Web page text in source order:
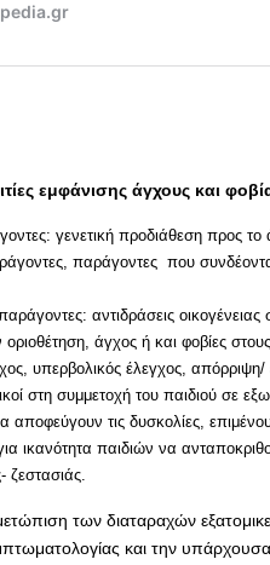
εμφάνισης άγχους και
γενετική προδιάθεση προς
παράγοντες που
αντιδράσεις
οριοθέτηση, άγχος ή και φοβίες
υπερβολικός έλεγχος, απόρριψη/
στη συμμετοχή του παιδιού σε
αποφεύγουν τις δυσκολίες,
ικανότητα παιδιών να
ζεστασιάς.
των διαταραχών
και την υπάρχουσα